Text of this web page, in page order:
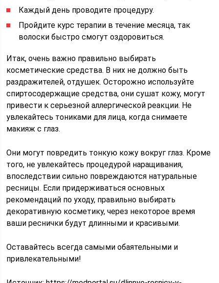
Каждый день проводите процедуру.
Пройдите курс терапии в течение месяца, так
волоски быстро смогут оздоровиться.
Итак, очень важно правильно выбирать
косметические средства. В них не должно быть
раздражителей, отдушек. Осторожно используйте
спиртосодержащие средства, они сушат кожу, могут
привести к серьезной аллергической реакции. Не
увлекайтесь тониками для лица, когда снимаете
макияж с глаз.
Они могут повредить тонкую кожу вокруг глаз. Кроме
того, не увлекайтесь процедурой наращивания,
впоследствии сильно повреждаются натуральные
ресницы. Если придерживаться основных
рекомендаций по уходу, правильно выбирать
декоративную косметику, через некоторое время
ваши реснички будут длинными и красивыми.
Оставайтесь всегда самыми обаятельными и
привлекательными!